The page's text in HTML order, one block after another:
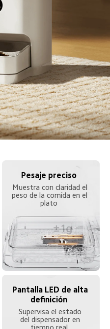
Pesaje preciso
Muestra con claridad el
peso de la comida en el
plato
Pantalla LED de alta
definición
Supervisa el estado
del dispensador en
tiempo real